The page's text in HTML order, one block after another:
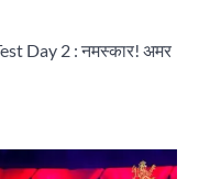
Day 2 : नमस्कार! अमर